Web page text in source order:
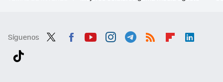
Síguenos